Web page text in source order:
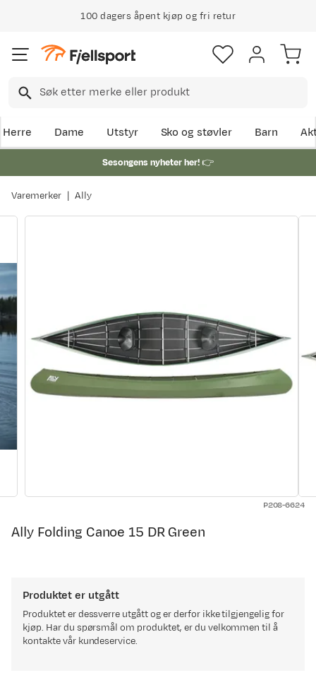
100 dagers åpent kjøp og fri retur
Herre Dame Utstyr Sko og støvler Barn
Sesongens nyheter her!👉
Varemerker Ally
P208-6624
Ally Folding Canoe 15 DR Green
Produktet er utgått
Produktet er dessverre utgått og er derfor ikke tilgjengelig for
kjøp. Har du spørsmål om produktet, er du velkommen til å
kontakte vår kundeservice.